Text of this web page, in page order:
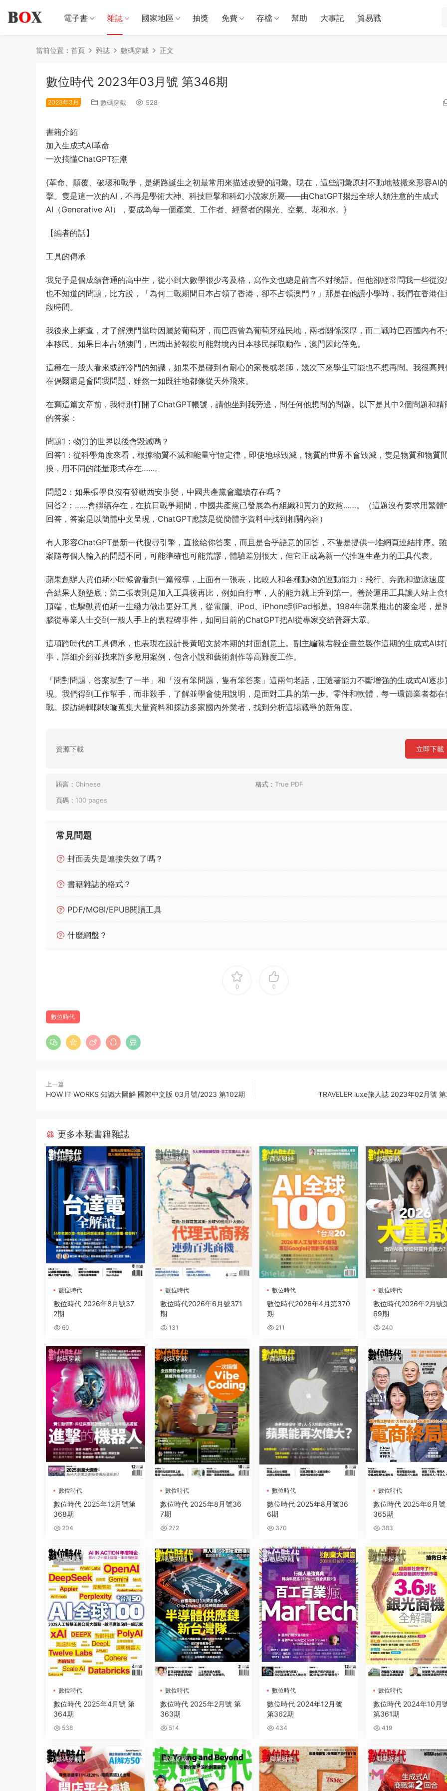
電子書 雜誌 國家地區 抽獎 免費 存檔 幫助 大事記 貿易戰
當前位置： 首頁 雜誌 數碼穿戴 正文
數位時代 2023年03月號 第346期
2023年3月 數碼穿戴 528
書籍介紹
加入生成式AI革命
一次搞懂ChatGPT狂潮
{革命、顛覆、破壞和戰爭，是網路誕生之初最常用來描述改變的詞彙。現在，這些詞彙原封不動地被搬來形容AI
擊。隻是這一次的AI，不再是學術大神、科技巨擘和科幻小說家所屬——由ChatGPT揚起全球人類注意的生成式
AI（Generative AI），要成為每一個產業、工作者、經營者的陽光、空氣、花和水。}
【編者的話】
工具的傳承
我兒子是個成績普通的高中生，從小到大數學很少考及格，寫作文也總是前言不對後語。但他卻經常問我一些從沒
也不知道的問題，比方說，「為何二戰期間日本占領了香港，卻不占領澳門？」那是在他讀小學時，我們在香港住
段時間。
我後來上網查，才了解澳門當時因屬於葡萄牙，而巴西曾為葡萄牙殖民地，兩者關係深厚，而二戰時巴西國內有不
本移民。如果日本占領澳門，巴西出於報復可能對境內日本移民採取動作，澳門因此倖免。
這種在一般人看來或許冷門的知識，如果不是碰到有耐心的家長或老師，幾次下來學生可能也不想再問。我很高興
在偶爾還是會問我問題，雖然一如既往地都像從天外飛來。
在寫這篇文章前，我特別打開了ChatGPT帳號，請他坐到我旁邊，問任何他想問的問題。以下是其中2個問題和精
的答案：
問題1：物質的世界以後會毀滅嗎？
回答1：從科學角度來看，根據物質不滅和能量守恆定律，即使地球毀滅，物質的世界不會毀滅，隻是物質和物質
換，用不同的能量形式存在……。
問題2：如果張學良沒有發動西安事變，中國共產黨會繼續存在嗎？
回答2：……會繼續存在，在抗日戰爭期間，中國共產黨已發展為有組織和實力的政黨……。（這題沒有要求用繁體
回答，答案是以簡體中文呈現，ChatGPT應該是從簡體字資料中找到相關內容）
有人形容ChatGPT是新一代搜尋引擎，直接給你答案，而且是合乎語意的回答，不隻是提供一堆網頁連結排序。
案隨每個人輸入的問題不同，可能準確也可能荒謬，體驗差別很大，但它正成為新一代推進生產力的工具代表。
蘋果創辦人賈伯斯小時候曾看到一篇報導，上面有一張表，比較人和各種動物的運動能力：飛行、奔跑和遊泳速度
合結果人類墊底；第二張表則是加入工具後再比，例如自行車，人的能力就上升到第一。善於運用工具讓人站上食
頂端，也驅動賈伯斯一生緻力做出更好工具，從電腦、iPod、iPhone到iPad都是。1984年蘋果推出的麥金塔，是
腦從專業人士交到一般人手上的裏程碑事件，如同目前的ChatGPT把AI從專家交給普羅大眾。
這項跨時代的工具傳承，也表現在設計長黃昭文於本期的封面創意上。副主編陳君毅企畫並製作這期的生成式AI封
事，詳細介紹並找來許多應用案例，包含小說和藝術創作等高難度工作。
「問對問題，答案就對了一半」和「沒有笨問題，隻有笨答案」這兩句老話，正隨著能力不斷增強的生成式AI逐步
現。我們得到工作幫手，而非殺手，了解並學會使用說明，是面對工具的第一步。零件和軟體，每一環節業者都在
戰。採訪編輯陳映璇蒐集大量資料和採訪多家國內外業者，找到分析這場戰爭的新角度。
資源下載 立即下載
語言： Chinese 格式： True PDF
頁碼： 100 pages
常見問題
封面丢失是連接失效了嗎？
書籍雜誌的格式？
PDF/MOBI/EPUB閱讀工具
什麼網盤？
0 0
數位時代
上一篇
HOW IT WORKS 知識大圖解 國際中文版 03月號/2023 第102期 TRAVELER luxe旅人誌 2023年02月號
更多本類書籍雜誌
商業财經
數位時代
數位時代 2026年8月號37
2期
60
商業财經
數位時代
數位時代2026年6月號371
期
131
商業财經
數位時代
數位時代2026年4月第370
期
211
數碼穿戴
數位時代
數位時代2026年2月號
69期
240
數碼穿戴
數位時代
數位時代 2025年12月號第
368期
204
數碼穿戴
數位時代
數位時代 2025年8月號36
7期
272
商業财經
數位時代
數位時代 2025年8月號36
6期
370
科學探索
數位時代
數位時代 2025年6月號
365期
383
商業财經
數位時代
數位時代 2025年4月號 第
364期
538
商業财經
數位時代
數位時代 2025年2月號 第
363期
514
數碼穿戴
數位時代
數位時代 2024年12月號
第362期
434
科學探索
數位時代
數位時代 2024年10月
第361期
419
數碼穿戴 數碼穿戴 商業财經 商業财經